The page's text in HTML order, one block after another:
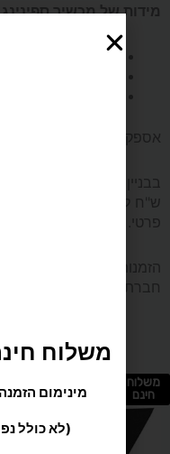
מידות של מכשיר
מידות אורך:
אספקה מהירה עד 7 ימי עסקים כולל הובלה והרכבה באותו הזמן.
פרטי.
הזמנות לאילת והערבה
חברת עידו ספורט.
משלוח
חינם
משלוח
מינימום הזמנה
(לא כולל